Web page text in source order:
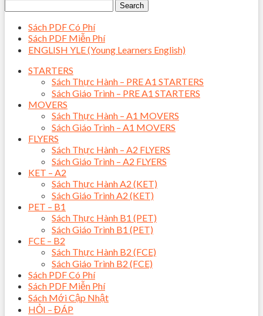
Sách PDF Có Phí
Sách PDF Miễn Phí
ENGLISH YLE (Young Learners English)
STARTERS
Sách Thực Hành – PRE A1 STARTERS
Sách Giáo Trình – PRE A1 STARTERS
MOVERS
Sách Thực Hành – A1 MOVERS
Sách Giáo Trình – A1 MOVERS
FLYERS
Sách Thực Hành – A2 FLYERS
Sách Giáo Trình – A2 FLYERS
KET – A2
Sách Thực Hành A2 (KET)
Sách Giáo Trình A2 (KET)
PET – B1
Sách Thực Hành B1 (PET)
Sách Giáo Trình B1 (PET)
FCE – B2
Sách Thực Hành B2 (FCE)
Sách Giáo Trình B2 (FCE)
Sách PDF Có Phí
Sách PDF Miễn Phí
Sách Mới Cập Nhật
HỎI – ĐÁP